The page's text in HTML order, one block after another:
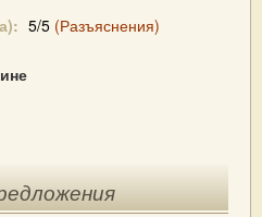
5/5 (Разъяснения)